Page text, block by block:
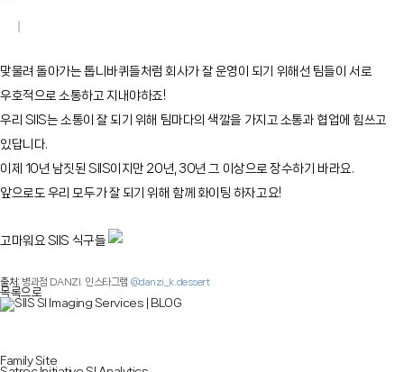
맞물려 돌아가는 톱니바퀴들처럼 회사가 잘 운영이 되기 위해선 팀들이 서로
우호적으로 소통하고 지내야하죠!
우리 SIIS는 소통이 잘 되기 위해 팀마다의 색깔을 가지고 소통과 협업에 힘쓰고
있답니다.
이제 10년 남짓된 SIIS이지만 20년, 30년 그 이상으로 장수하기 바라요.
앞으로도 우리 모두가 잘 되기 위해 함께 화이팅 하자고요!
고마워요 SIIS 식구들
출처: 병과점 DANZI. 인스타그램 @danzi_k.dessert
목록으로
Family Site